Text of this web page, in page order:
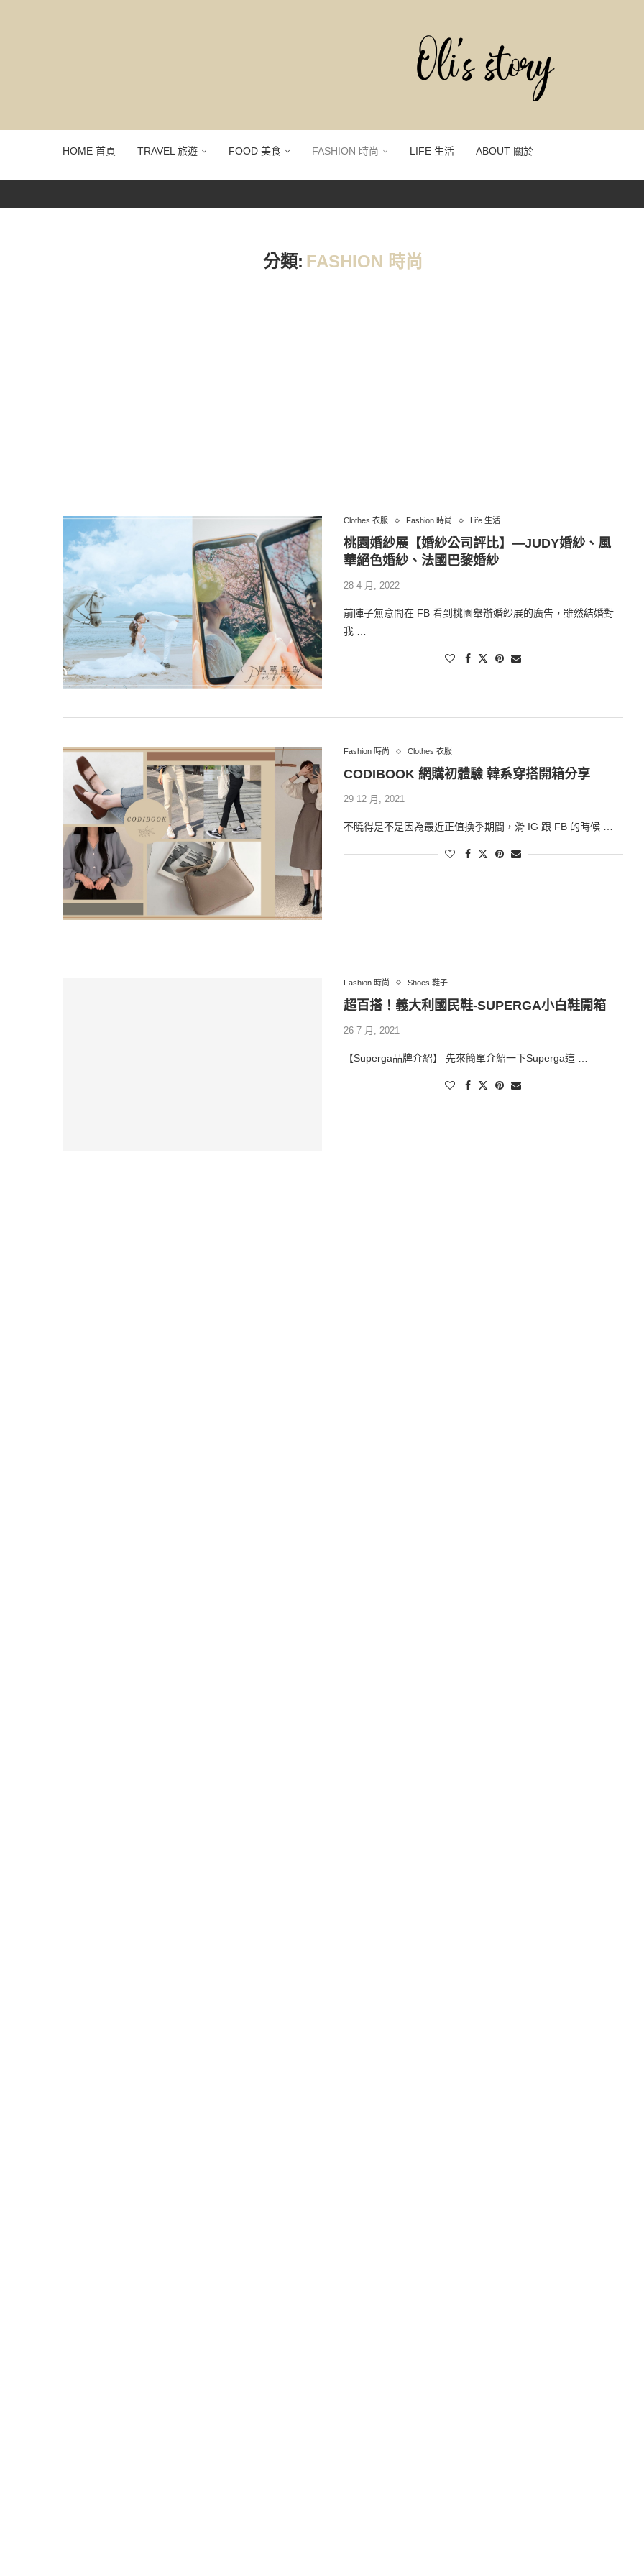
HOME 首頁 TRAVEL 旅遊 FOOD 美食 FASHION 時尚 LIFE 生活 ABOUT 關於
分類: FASHION 時尚
Clothes 衣服 Fashion 時尚 Life 生活
桃園婚紗展【婚紗公司評比】—JUDY婚紗、風
華絕色婚紗、法國巴黎婚紗
28 4 月, 2022
前陣子無意間在 FB 看到桃園舉辦婚紗展的廣告，雖然結婚對
我 …
Fashion 時尚 Clothes 衣服
CODIBOOK 網購初體驗 韓系穿搭開箱分享
29 12 月, 2021
不曉得是不是因為最近正值換季期間，滑 IG 跟 FB 的時候 …
Fashion 時尚 Shoes 鞋子
超百搭！義大利國民鞋-SUPERGA小白鞋開箱
26 7 月, 2021
【Superga品牌介紹】 先來簡單介紹一下Superga這 …